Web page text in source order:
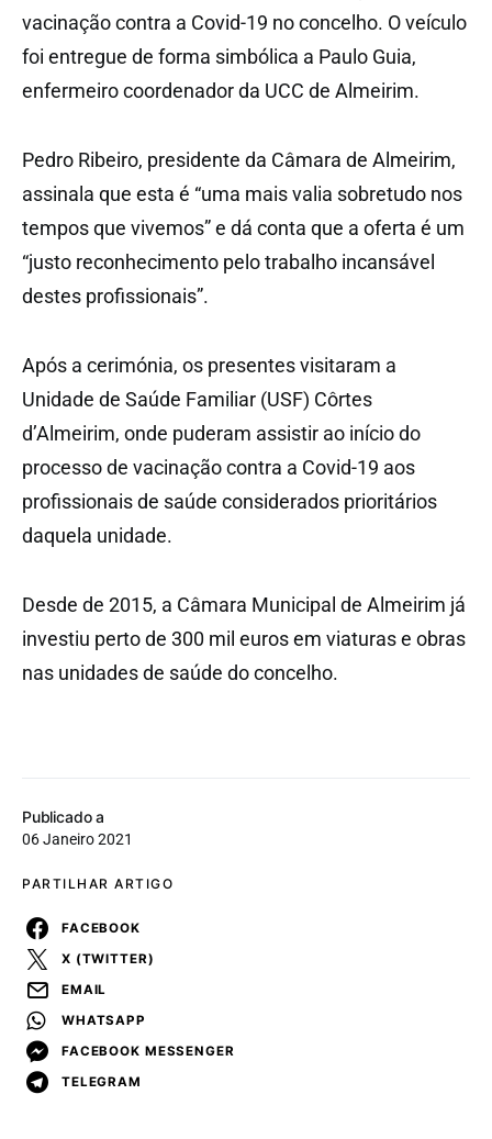
Publicado a
06 Janeiro 2021
PARTILHAR ARTIGO
FACEBOOK
X (TWITTER)
EMAIL
WHATSAPP
FACEBOOK MESSENGER
TELEGRAM
vacinação contra a Covid-19 no concelho. O veículo
foi entregue de forma simbólica a Paulo Guia,
enfermeiro coordenador da UCC de Almeirim.
Pedro Ribeiro, presidente da Câmara de Almeirim,
assinala que esta é “uma mais valia sobretudo nos
tempos que vivemos” e dá conta que a oferta é um
“justo reconhecimento pelo trabalho incansável
destes profissionais”.
Após a cerimónia, os presentes visitaram a
Unidade de Saúde Familiar (USF) Côrtes
d’Almeirim, onde puderam assistir ao início do
processo de vacinação contra a Covid-19 aos
profissionais de saúde considerados prioritários
daquela unidade.
Desde de 2015, a Câmara Municipal de Almeirim já
investiu perto de 300 mil euros em viaturas e obras
nas unidades de saúde do concelho.